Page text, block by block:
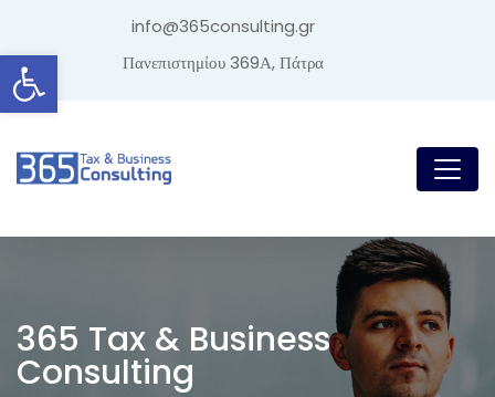
Ανοίξτε τη γραμμή εργαλείων
info@365consulting.gr
Πανεπιστημίου 369Α, Πάτρα
365 Tax & Business
Consulting